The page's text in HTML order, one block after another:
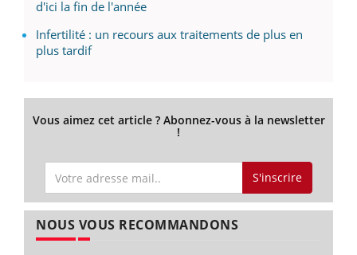
d'ici la fin de l'année
Infertilité : un recours aux traitements de plus en
plus tardif
Vous aimez cet article ? Abonnez-vous à la newsletter
!
S'inscrire
NOUS VOUS RECOMMANDONS